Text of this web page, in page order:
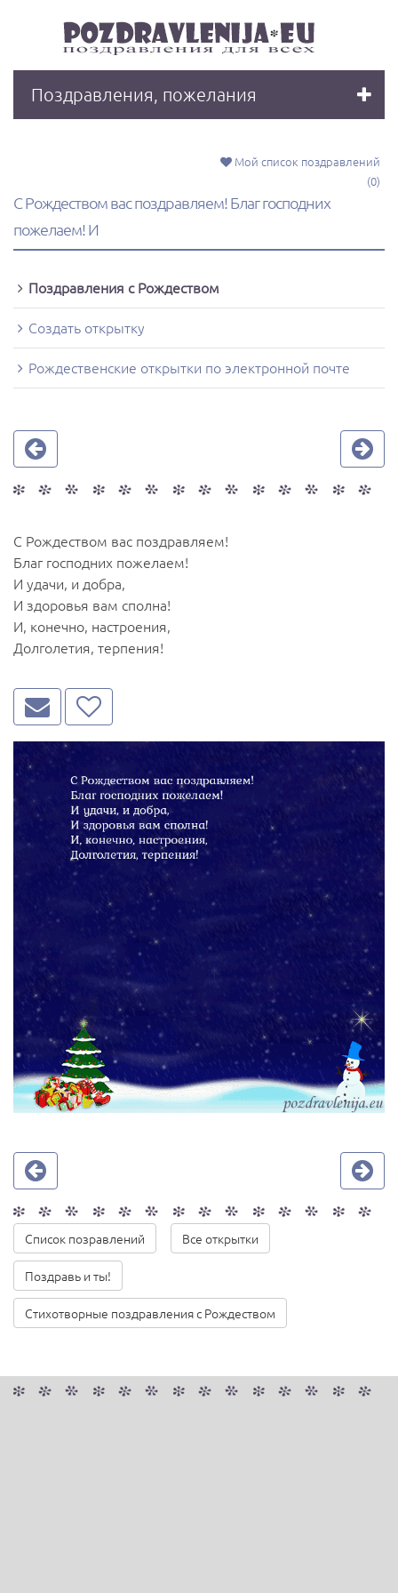
Поздравления, пожелания
Мой список поздравлений
(0)
С Рождеством вас поздравляем! Благ господних
пожелаем! И
Поздравления с Рождеством
Создать открытку
Рождественские открытки по электронной почте
С Рождеством вас поздравляем!
Благ господних пожелаем!
И удачи, и добра,
И здоровья вам сполна!
И, конечно, настроения,
Долголетия, терпения!
Список позравлений Все открытки
Поздравь и ты!
Стихотворные поздравления с Рождеством